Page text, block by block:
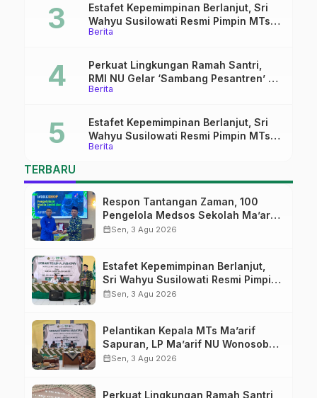
Berita
Estafet Kepemimpinan Berlanjut, Sri
Wahyu Susilowati Resmi Pimpin MTs
Ma’arif Sapuran
Berita
Perkuat Lingkungan Ramah Santri,
RMI NU Gelar ‘Sambang Pesantren’ di
Pati
Berita
Estafet Kepemimpinan Berlanjut, Sri
Wahyu Susilowati Resmi Pimpin MTs
Ma’arif Sapuran
TERBARU
Respon Tantangan Zaman, 100
Pengelola Medsos Sekolah Ma’arif
Pekalongan Ikuti Pelatihan Literasi
calendar_monthSen, 3 Agu 2026
Estafet Kepemimpinan Berlanjut,
Sri Wahyu Susilowati Resmi Pimpin
MTs Ma’arif Sapuran
calendar_monthSen, 3 Agu 2026
Pelantikan Kepala MTs Ma’arif
Sapuran, LP Ma’arif NU Wonosobo
Tekankan Lima Amanah
calendar_monthSen, 3 Agu 2026
Perkuat Lingkungan Ramah Santri,